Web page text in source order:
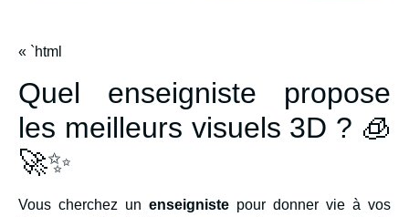
« `html
Quel enseigniste propose
les meilleurs visuels 3D ? 🧊
🚀✨
Vous cherchez un enseigniste pour donner vie à vos